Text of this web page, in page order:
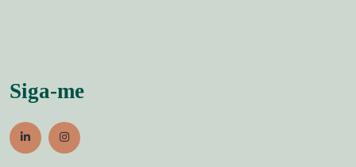
Siga-me